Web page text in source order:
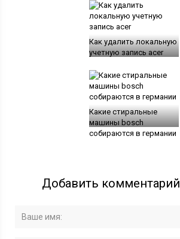
Как удалить локальную
учетную запись acer
Какие стиральные
машины bosch
собираются в германии
Добавить комментарий